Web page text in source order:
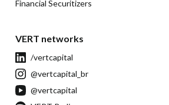
Financial Securitizers
VERT networks
/vertcapital
@vertcapital_br
@vertcapital